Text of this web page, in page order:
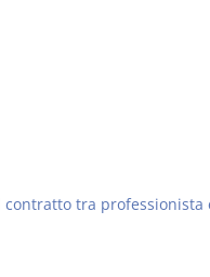
tra professionista